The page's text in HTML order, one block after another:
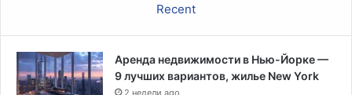
Recent
Аренда недвижимости в Нью-Йорке —
9 лучших вариантов, жилье New York
2 недели ago